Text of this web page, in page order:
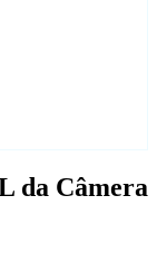
da Câmera